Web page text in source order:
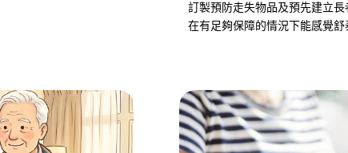
訂製預防走失物品及預先建立
在有足夠保障的情況下能感覺舒